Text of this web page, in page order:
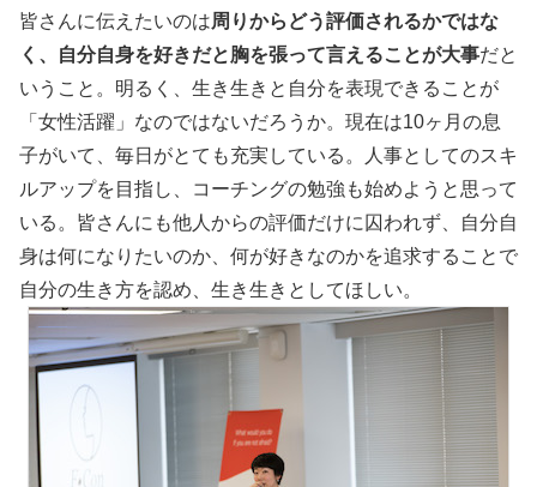
皆さんに伝えたいのは周りからどう評価されるかではな
く、自分自身を好きだと胸を張って言えることが大事だと
いうこと。明るく、生き生きと自分を表現できることが
「女性活躍」なのではないだろうか。現在は10ヶ月の息
子がいて、毎日がとても充実している。人事としてのスキ
ルアップを目指し、コーチングの勉強も始めようと思って
いる。皆さんにも他人からの評価だけに囚われず、自分自
身は何になりたいのか、何が好きなのかを追求することで
自分の生き方を認め、生き生きとしてほしい。